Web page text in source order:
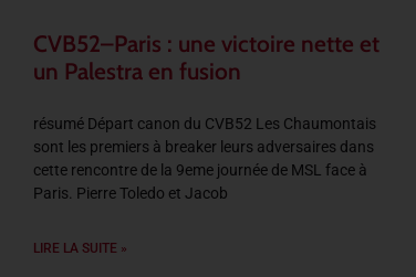
CVB52–Paris : une victoire nette et
un Palestra en fusion
résumé Départ canon du CVB52 Les Chaumontais
sont les premiers à breaker leurs adversaires dans
cette rencontre de la 9eme journée de MSL face à
Paris. Pierre Toledo et Jacob
LIRE LA SUITE »